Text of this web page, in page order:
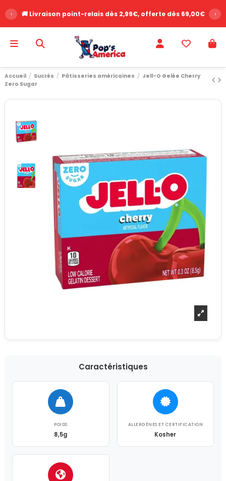
‹ 🚚 Livraison point-relais dès 2,99€, offerte dès 69,00€ ›
Accueil Sucrés Pâtisseries américaines
Jell-O Gelée Cherry
Zero Sugar
Caractéristiques
POIDS
8,5g
ALLERGÈNES ET CERTIFICATION
Kosher